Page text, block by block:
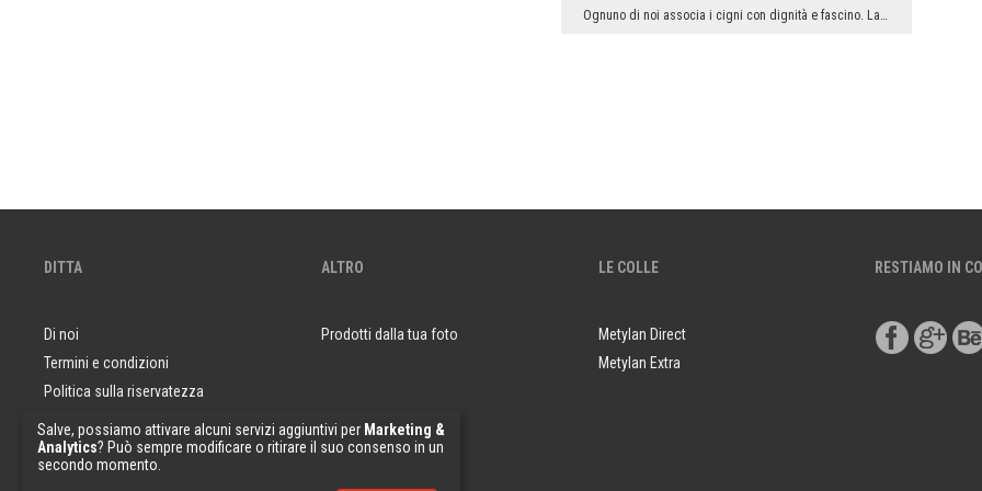
DITTA
Di noi
Termini e condizioni
Politica sulla riservatezza
Domande e risposte
Campioni di carta da parati
ALTRO
Prodotti dalla tua foto
LE COLLE
Metylan Direct
Metylan Extra
RESTIAMO IN
Salve, possiamo attivare alcuni servizi aggiuntivi per Marketing &
Analytics? Può sempre modificare o ritirare il suo consenso in un
secondo momento.